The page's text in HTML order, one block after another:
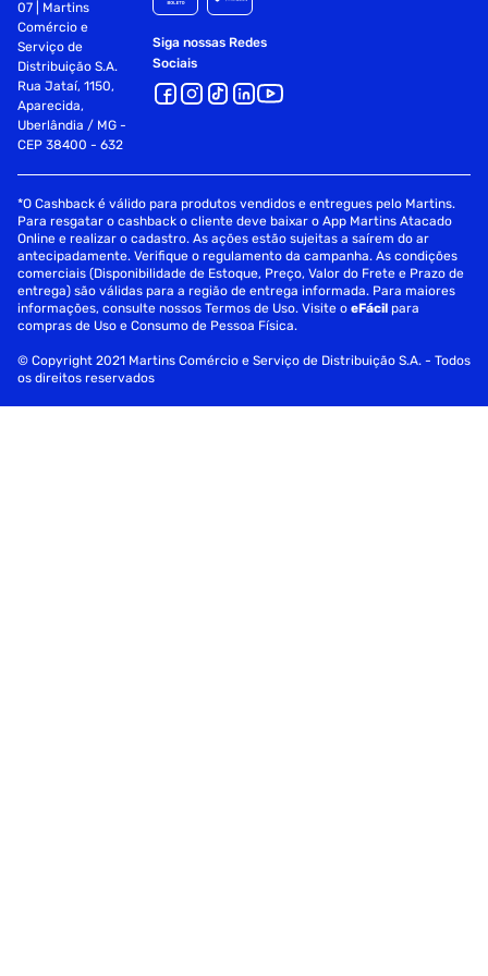
07 | Martins
Comércio e
Serviço de
Distribuição S.A.
Rua Jataí, 1150,
Aparecida,
Uberlândia / MG -
CEP 38400 - 632
Siga nossas Redes
Sociais
*O Cashback é válido para produtos vendidos e entregues pelo Martins.
Para resgatar o cashback o cliente deve baixar o App Martins Atacado
Online e realizar o cadastro. As ações estão sujeitas a saírem do ar
antecipadamente. Verifique o regulamento da campanha. As condições
comerciais (Disponibilidade de Estoque, Preço, Valor do Frete e Prazo de
entrega) são válidas para a região de entrega informada. Para maiores
informações, consulte nossos Termos de Uso. Visite oeFácil para
compras de Uso e Consumo de Pessoa Física.
© Copyright 2021 Martins Comércio e Serviço de Distribuição S.A. - Todos
os direitos reservados